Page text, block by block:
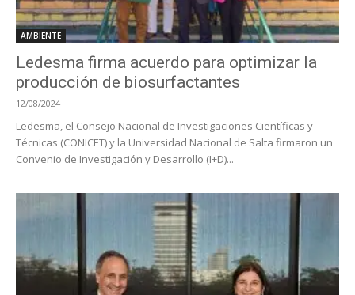
AMBIENTE
Ledesma firma acuerdo para optimizar la
producción de biosurfactantes
12/08/2024
Ledesma, el Consejo Nacional de Investigaciones Científicas y
Técnicas (CONICET) y la Universidad Nacional de Salta firmaron un
Convenio de Investigación y Desarrollo (I+D)...